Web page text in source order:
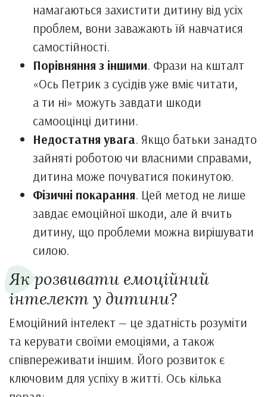
намагаються захистити дитину від усіх
проблем, вони заважають їй навчатися
самостійності.
Порівняння з іншими. Фрази на кшталт
«Ось Петрик з сусідів уже вміє читати,
а ти ні» можуть завдати шкоди
самооцінці дитини.
Недостатня увага. Якщо батьки занадто
зайняті роботою чи власними справами,
дитина може почуватися покинутою.
Фізичні покарання. Цей метод не лише
завдає емоційної шкоди, але й вчить
дитину, що проблеми можна вирішувати
силою.
Як розвивати емоційний
інтелект у дитини?
Емоційний інтелект — це здатність розуміти
та керувати своїми емоціями, а також
співпереживати іншим. Його розвиток є
ключовим для успіху в житті. Ось кілька